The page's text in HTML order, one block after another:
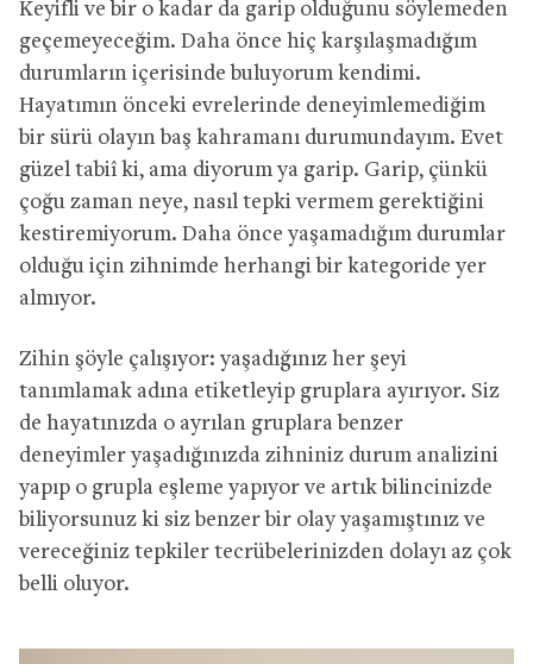
Keyifli ve bir o kadar da garip olduğunu söylemeden
geçemeyeceğim. Daha önce hiç karşılaşmadığım
durumların içerisinde buluyorum kendimi.
Hayatımın önceki evrelerinde deneyimlemediğim
bir sürü olayın baş kahramanı durumundayım. Evet
güzel tabiî ki, ama diyorum ya garip. Garip, çünkü
çoğu zaman neye, nasıl tepki vermem gerektiğini
kestiremiyorum. Daha önce yaşamadığım durumlar
olduğu için zihnimde herhangi bir kategoride yer
almıyor.
Zihin şöyle çalışıyor: yaşadığınız her şeyi
tanımlamak adına etiketleyip gruplara ayırıyor. Siz
de hayatınızda o ayrılan gruplara benzer
deneyimler yaşadığınızda zihniniz durum analizini
yapıp o grupla eşleme yapıyor ve artık bilincinizde
biliyorsunuz ki siz benzer bir olay yaşamıştınız ve
vereceğiniz tepkiler tecrübelerinizden dolayı az çok
belli oluyor.